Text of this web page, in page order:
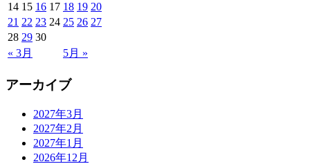
« 3月 5月 »
14 15 16 17 18 19 20
21 22 23 24 25 26 27
28 29 30
アーカイブ
2027年3月
2027年2月
2027年1月
2026年12月